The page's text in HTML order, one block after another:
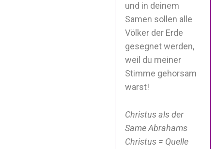
und in deinem
Samen sollen alle
Völker der Erde
gesegnet werden,
weil du meiner
Stimme gehorsam
warst!
Christus als der
Same Abrahams
Christus = Quelle